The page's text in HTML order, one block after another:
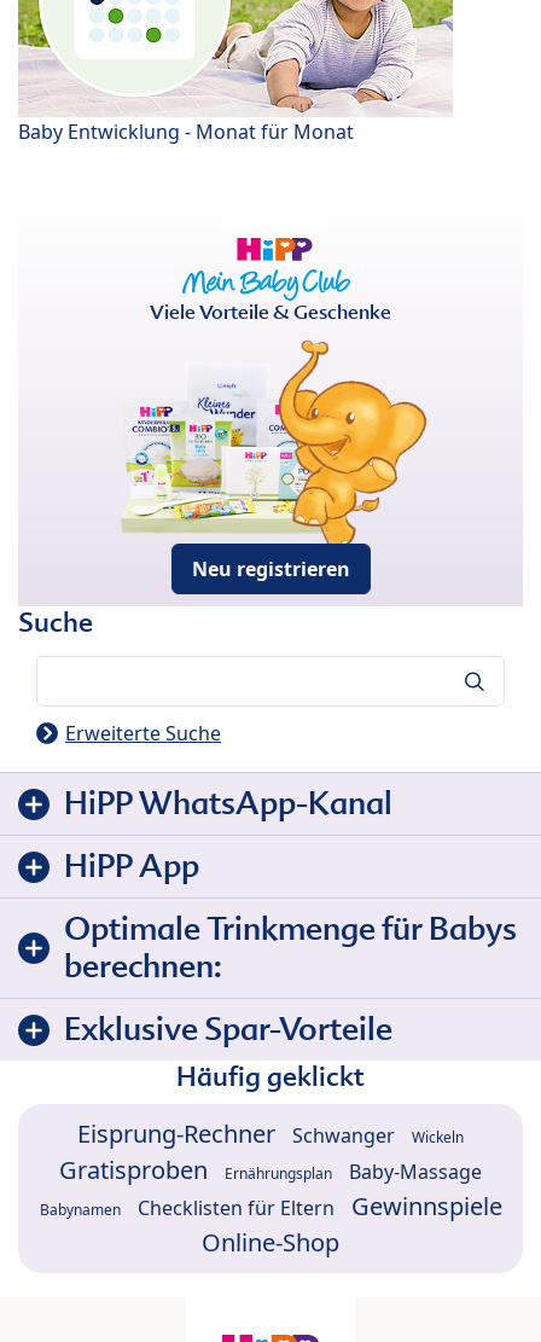
Baby Entwicklung - Monat für Monat
Viele Vorteile & Geschenke
Neu registrieren
Suche
Erweiterte Suche
HiPP WhatsApp-Kanal
HiPP App
Optimale Trinkmenge für Babys
berechnen:
Exklusive Spar-Vorteile
Häufig geklickt
Eisprung-Rechner Schwanger Wickeln
Gratisproben Ernährungsplan Baby-Massage
Babynamen Checklisten für Eltern
Gewinnspiele
Online-Shop